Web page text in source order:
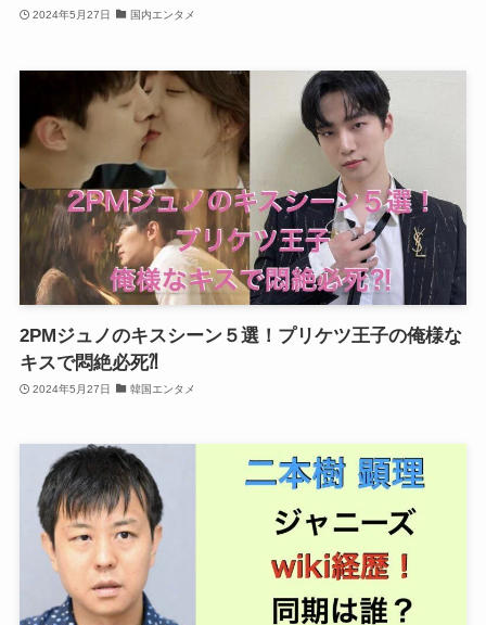
2024年5月27日 国内エンタメ
2PMジュノのキスシーン５選！プリケツ王子の俺様な
キスで悶絶必死⁈
2024年5月27日 韓国エンタメ